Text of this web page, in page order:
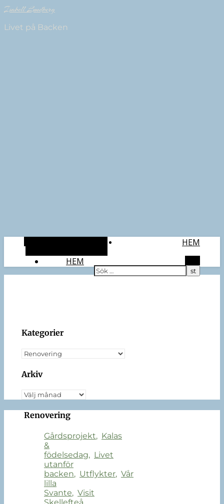
Isabell Lundberg
Livet på Backen
HEM
HEM
Kategorier
Kategorier
Arkiv
Arkiv
Renovering
Gårdsprojekt, Kalas
&
födelsedag, Livet
utanför
backen, Utflykter, Vår
lilla
Svante, Visit
Skellefteå